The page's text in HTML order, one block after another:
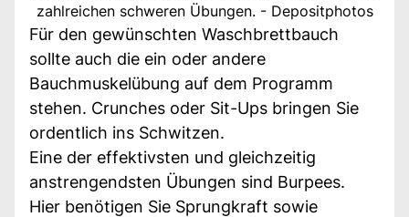
zahlreichen schweren Übungen. - Depositphotos
Für den gewünschten Waschbrettbauch
sollte auch die ein oder andere
Bauchmuskelübung auf dem Programm
stehen. Crunches oder Sit-Ups bringen Sie
ordentlich ins Schwitzen.
Eine der effektivsten und gleichzeitig
anstrengendsten Übungen sind Burpees.
Hier benötigen Sie Sprungkraft sowie